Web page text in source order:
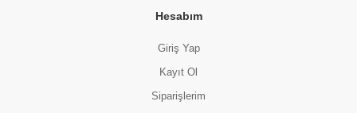
Hesabım
Giriş Yap
Kayıt Ol
Siparişlerim